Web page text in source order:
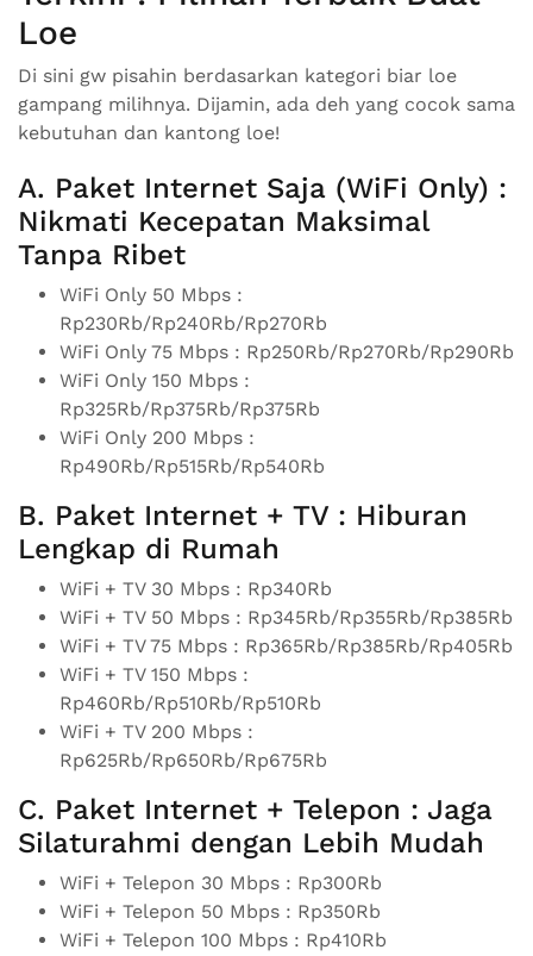
Loe
Di sini gw pisahin berdasarkan kategori biar loe
gampang milihnya. Dijamin, ada deh yang cocok sama
kebutuhan dan kantong loe!
A. Paket Internet Saja (WiFi Only) :
Nikmati Kecepatan Maksimal
Tanpa Ribet
WiFi Only 50 Mbps :
Rp230Rb/Rp240Rb/Rp270Rb
WiFi Only 75 Mbps : Rp250Rb/Rp270Rb/Rp290Rb
WiFi Only 150 Mbps :
Rp325Rb/Rp375Rb/Rp375Rb
WiFi Only 200 Mbps :
Rp490Rb/Rp515Rb/Rp540Rb
B. Paket Internet + TV : Hiburan
Lengkap di Rumah
WiFi + TV 30 Mbps : Rp340Rb
WiFi + TV 50 Mbps : Rp345Rb/Rp355Rb/Rp385Rb
WiFi + TV 75 Mbps : Rp365Rb/Rp385Rb/Rp405Rb
WiFi + TV 150 Mbps :
Rp460Rb/Rp510Rb/Rp510Rb
WiFi + TV 200 Mbps :
Rp625Rb/Rp650Rb/Rp675Rb
C. Paket Internet + Telepon : Jaga
Silaturahmi dengan Lebih Mudah
WiFi + Telepon 30 Mbps : Rp300Rb
WiFi + Telepon 50 Mbps : Rp350Rb
WiFi + Telepon 100 Mbps : Rp410Rb